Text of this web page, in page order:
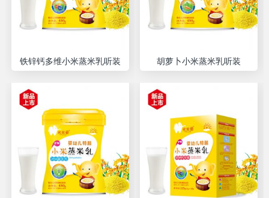
铁锌钙多维小米蒸米乳听装 胡萝卜小米蒸米乳听装